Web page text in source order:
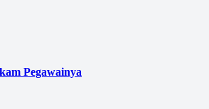
Pegawainya